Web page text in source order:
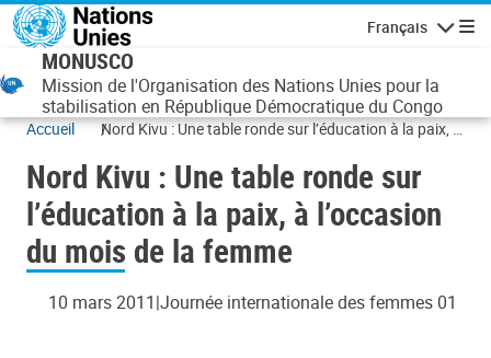
Aller au contenu principal
Français
MONUSCO
Mission de l'Organisation des Nations Unies pour la
stabilisation en République Démocratique du Congo
Accueil
Nord Kivu : Une table ronde sur l’éducation à la paix, à
Nord Kivu : Une table ronde sur
l’éducation à la paix, à l’occasion
du mois de la femme
10 mars 2011 Journée internationale des femmes 01